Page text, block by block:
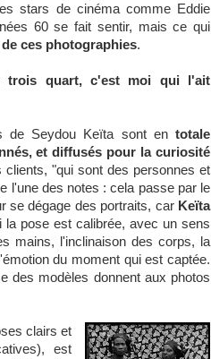
stars de cinéma comme Eddie
60 se fait sentir, mais ce qui
ces photographies.
trois quart, c'est moi qui l'ait
de Seydou Keïta sont en totale
et diffusés pour la curiosité
"qui sont des personnes et
l'une des notes : cela passe par le
se dégage des portraits, car Keïta
la pose est calibrée, avec un sens
mains, l'inclinaison des corps, la
du moment qui est captée.
des modèles donnent aux photos
clairs et
est